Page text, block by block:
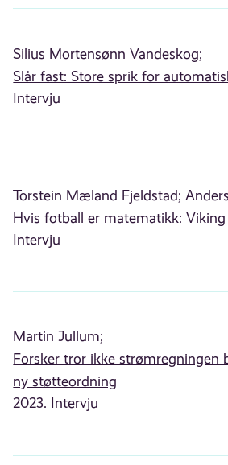
Silius Mortensønn Vandeskog;
Slår fast: Store sprik for
Intervju
Torstein Mæland Fjeldstad;
Hvis fotball er matematikk:
Intervju
Martin Jullum;
Forsker tror ikke strømregningen
ny støtteordning
2023. Intervju